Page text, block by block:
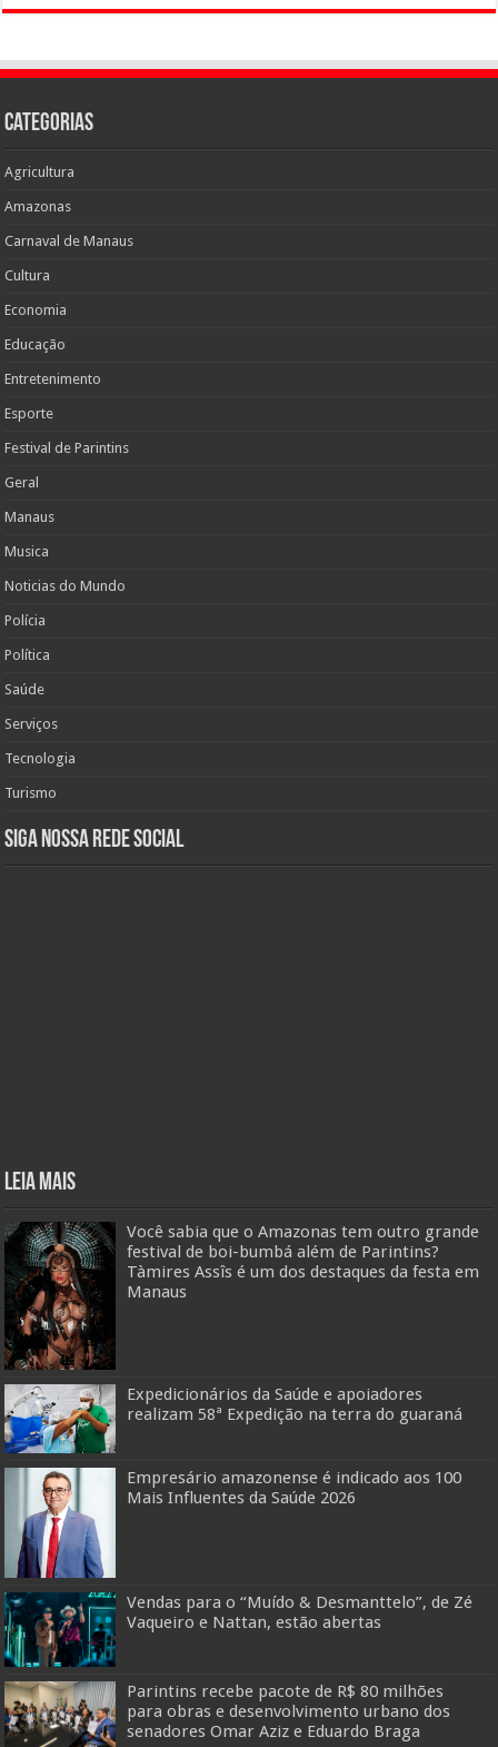
Categorias
Agricultura
Amazonas
Carnaval de Manaus
Cultura
Economia
Educação
Entretenimento
Esporte
Festival de Parintins
Geral
Manaus
Musica
Noticias do Mundo
Polícia
Política
Saúde
Serviços
Tecnologia
Turismo
Siga nossa rede social
Leia mais
Você sabia que o Amazonas tem outro grande
festival de boi-bumbá além de Parintins?
Tàmires Assîs é um dos destaques da festa em
Manaus
Expedicionários da Saúde e apoiadores
realizam 58ª Expedição na terra do guaraná
Empresário amazonense é indicado aos 100
Mais Influentes da Saúde 2026
Vendas para o “Muído & Desmanttelo”, de Zé
Vaqueiro e Nattan, estão abertas
Parintins recebe pacote de R$ 80 milhões
para obras e desenvolvimento urbano dos
senadores Omar Aziz e Eduardo Braga